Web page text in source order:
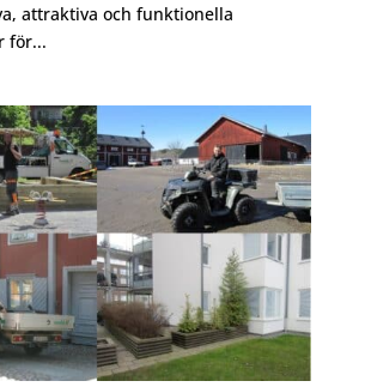
attraktiva och funktionella
för...